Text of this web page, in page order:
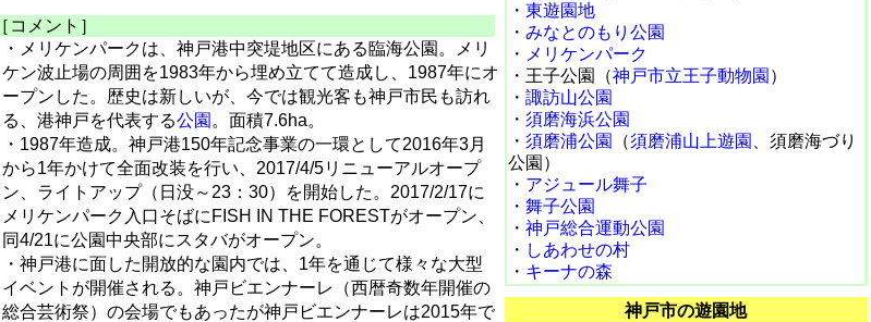
［コメント］
・メリケンパークは、神戸港中突堤地区にある臨海公園。メリ
ケン波止場の周囲を1983年から埋め立てて造成し、1987年にオ
ープンした。歴史は新しいが、今では観光客も神戸市民も訪れ
る、港神戸を代表する公園 。面積7.6ha。
・1987年造成。神戸港150年記念事業の一環として2016年3月
から1年かけて全面改装を行い、2017/4/5リニューアルオープ
ン、ライトアップ（日没～23：30）を開始した。2017/2/17に
メリケンパーク入口そばにFISH IN THE FORESTがオープン、
同4/21に公園中央部にスタバがオープン。
・神戸港に面した開放的な園内では、1年を通じて様々な大型
イベントが開催される。神戸ビエンナーレ（西暦奇数年開催の
総合芸術祭）の会場でもあったが神戸ビエンナーレは2015年で
・ 東遊園地
・ みなとのもり公園
・ メリケンパーク
・王子公園（神戸市立王子動物園 ）
・ 諏訪山公園
・ 須磨海浜公園
・ 須磨浦公園 （須磨浦山上遊園
、須磨海づり
公園）
・ アジュール舞子
・ 舞子公園
・ 神戸総合運動公園
・ しあわせの村
・ キーナの森
神戸市の遊園地